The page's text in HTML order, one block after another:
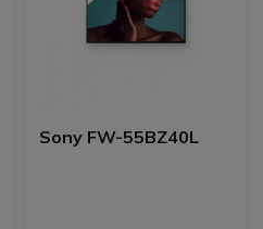
Sony FW-55BZ40L